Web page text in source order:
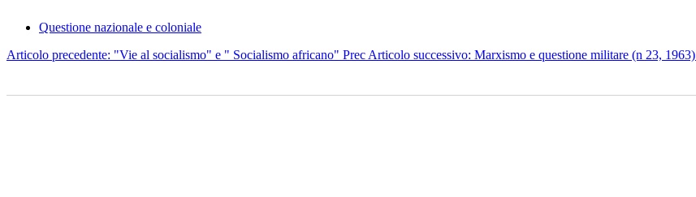
Questione nazionale e coloniale
Articolo precedente: "Vie al socialismo" e " Socialismo africano" Prec Articolo successivo: Marxismo e questione militare (n 23, 1963)